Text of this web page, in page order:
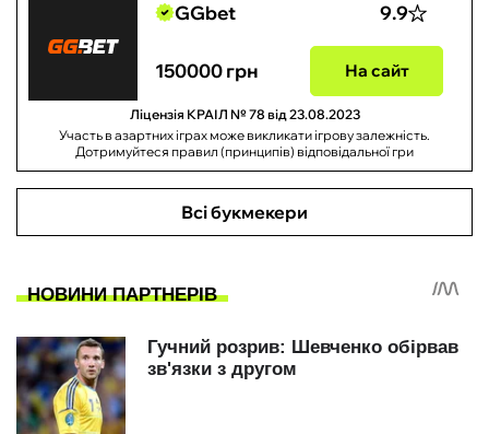
GGbet 9.9
150000 грн На сайт
Ліцензія КРАІЛ № 78 від 23.08.2023
Участь в азартних іграх може викликати ігрову залежність.
Дотримуйтеся правил (принципів) відповідальної гри
Всі букмекери